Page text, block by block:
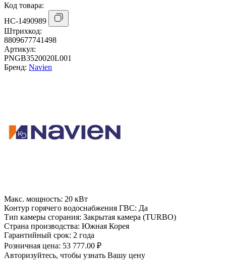
Код товара:
НС-1490989
Штрихкод:
8809677741498
Артикул:
PNGB3520020L001
Бренд: Navien
Макс. мощность: 20 кВт
Контур горячего водоснабжения ГВС: Да
Тип камеры сгорания: Закрытая камера (TURBO)
Страна производства: Южная Корея
Гарантийный срок: 2 года
Розничная цена: 53 777.00 ₽
Авторизуйтесь, чтобы узнать Вашу цену